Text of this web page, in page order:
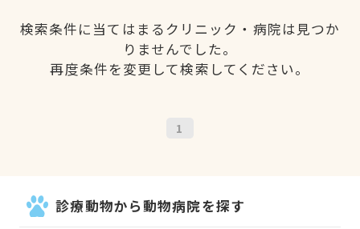
検索条件に当てはまるクリニック・病院は見つか
りませんでした。
再度条件を変更して検索してください。
1
診療動物から動物病院を探す